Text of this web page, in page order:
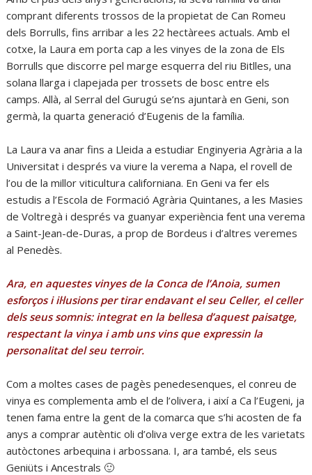
comprant diferents trossos de la propietat de Can Romeu
dels Borrulls, fins arribar a les 22 hectàrees actuals. Amb el
cotxe, la Laura em porta cap a les vinyes de la zona de Els
Borrulls que discorre pel marge esquerra del riu Bitlles, una
solana llarga i clapejada per trossets de bosc entre els
camps. Allà, al Serral del Gurugú se’ns ajuntarà en Geni, son
germà, la quarta generació d’Eugenis de la família.
La Laura va anar fins a Lleida a estudiar Enginyeria Agrària a la
Universitat i després va viure la verema a Napa, el rovell de
l’ou de la millor viticultura californiana. En Geni va fer els
estudis a l’Escola de Formació Agrària Quintanes, a les Masies
de Voltregà i després va guanyar experiència fent una verema
a Saint-Jean-de-Duras, a prop de Bordeus i d’altres veremes
al Penedès.
Ara, en aquestes vinyes de la Conca de l’Anoia, sumen
esforços i il·lusions per tirar endavant el seu Celler, el celler
dels seus somnis: integrat en la bellesa d’aquest paisatge,
respectant la vinya i amb uns vins que expressin la
personalitat del seu terroir.
Com a moltes cases de pagès penedesenques, el conreu de
vinya es complementa amb el de l’olivera, i així a Ca l’Eugeni, ja
tenen fama entre la gent de la comarca que s’hi acosten de fa
anys a comprar autèntic oli d’oliva verge extra de les varietats
autòctones arbequina i arbossana. I, ara també, els seus
Geniüts i Ancestrals 🙂